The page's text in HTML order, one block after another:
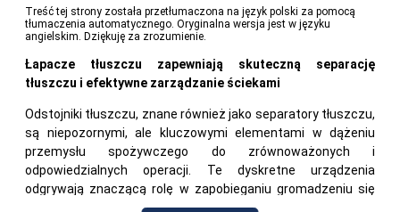
Treść tej strony została przetłumaczona na język polski za pomocą
tłumaczenia automatycznego. Oryginalna wersja jest w języku
angielskim. Dziękuję za zrozumienie.
Łapacze tłuszczu zapewniają skuteczną separację
tłuszczu i efektywne zarządzanie ściekami
Odstojniki tłuszczu, znane również jako separatory tłuszczu,
są niepozornymi, ale kluczowymi elementami w dążeniu
przemysłu spożywczego do zrównoważonych i
odpowiedzialnych operacji. Te dyskretne urządzenia
odgrywają znaczącą rolę w zapobieganiu gromadzeniu się
tłuszczów, olejów i smarów (FOG) w ściekach,